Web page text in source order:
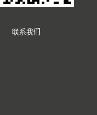
联系我们